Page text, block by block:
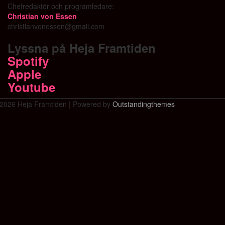
Chefredaktör och programledare:
Christian von Essen
christianvonessen@gmail.com
Lyssna på Heja Framtiden
Spotify
Apple
Youtube
Heja Framtiden | Powered by Outstandingthemes